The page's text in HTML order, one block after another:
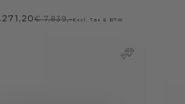
€ 7.839,-Excl. Tax & BTW